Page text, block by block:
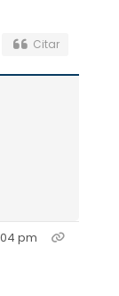
Citar
pm